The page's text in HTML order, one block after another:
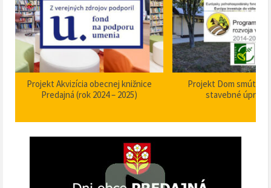
Projekt Akvizícia obecnej knižnice
Predajná (rok 2024 – 2025)
Projekt Dom smútku
stavebné úpravy